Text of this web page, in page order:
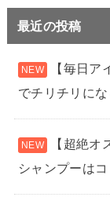
最近の投稿
【毎日
でチリチリに
【超絶
シャンプーはコ